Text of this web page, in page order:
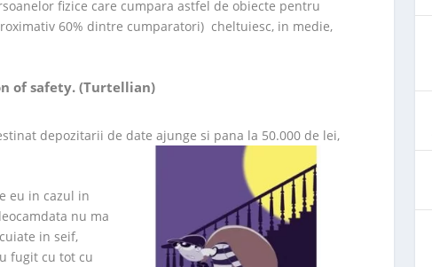
fizice care cumpara astfel de obiecte pentru
60% dintre cumparatori) cheltuiesc, in medie,
of safety. (Turtellian)
depozitarii de date ajunge si pana la 50.000 de lei,
eu in cazul in
nu ma
in seif,
fugit cu tot cu